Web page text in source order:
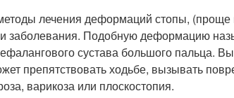
лечения деформаций стопы, (проще
заболевания. Подобную деформацию
сустава большого пальца.
препятствовать ходьбе, вызывать
варикоза или плоскостопия.